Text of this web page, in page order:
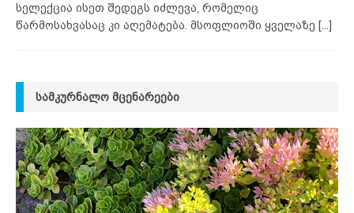
სელექცია ისეთ შედეგს იძლევა, რომელიც
წარმოსახვასაც კი აღემატება. მსოფლიოში ყველაზე [...]
ᲡᲐᲛᲙᲣᲠᲜᲐᲚᲝ ᲛᲪᲔᲜᲐᲠᲔᲔᲑᲘ